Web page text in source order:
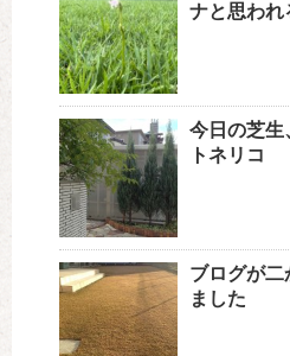
ナと思われ
今日の芝生
トネリコ
ブログが二
ました